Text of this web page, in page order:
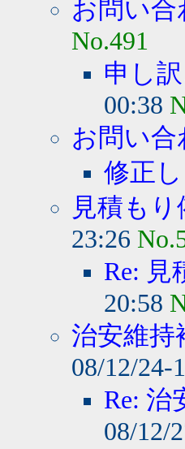
お問い合
No.491
申し
00:38
お問い合
修正し
見積も
23:26
Re: 見
20:58
治安維持
08/12/24-
Re: 治
08/12/